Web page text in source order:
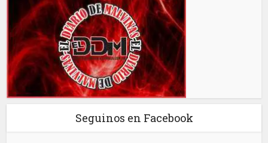
Seguinos en Facebook